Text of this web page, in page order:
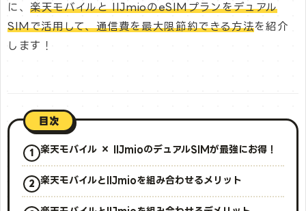
に、楽天モバイルと IIJmioのeSIMプランをデュアル
SIMで活用して、通信費を最大限節約できる方法を紹介
します！
目次
楽天モバイル × IIJmioのデュアルSIMが最強にお得！
楽天モバイルとIIJmioを組み合わせるメリット